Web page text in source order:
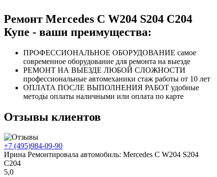
Ремонт Mercedes C W204 S204 C204
Купе - ваши преимущества:
ПРОФЕССИОНАЛЬНОЕ ОБОРУДОВАНИЕ самое
современное оборудование для ремонта на выезде
РЕМОНТ НА ВЫЕЗДЕ ЛЮБОЙ СЛОЖНОСТИ
профессиональные автомеханики стаж работы от 10 лет
ОПЛАТА ПОСЛЕ ВЫПОЛНЕНИЯ РАБОТ удобные
методы оплаты наличными или оплата по карте
Отзывы клиентов
+7 (495)984-09-90
Ирина Ремонтировала автомобиль: Mercedes C W204 S204
C204
5,0